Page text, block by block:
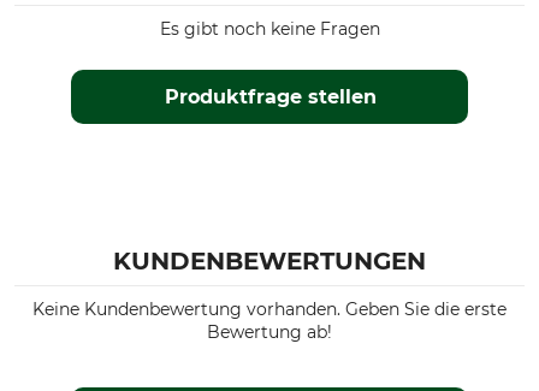
Produktfrage stellen
Es gibt noch keine Fragen
KUNDENBEWERTUNGEN
Keine Kundenbewertung vorhanden. Geben Sie die erste
Bewertung ab!